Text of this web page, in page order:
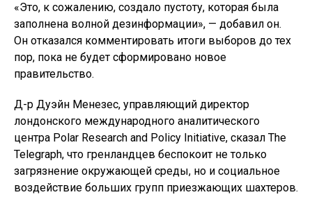
«Это, к сожалению, создало пустоту, которая была
заполнена волной дезинформации», — добавил он.
Он отказался комментировать итоги выборов до тех
пор, пока не будет сформировано новое
правительство.
Д-р Дуэйн Менезес, управляющий директор
лондонского международного аналитического
центра Polar Research and Policy Initiative, сказал The
Telegraph, что гренландцев беспокоит не только
загрязнение окружающей среды, но и социальное
воздействие больших групп приезжающих шахтеров.